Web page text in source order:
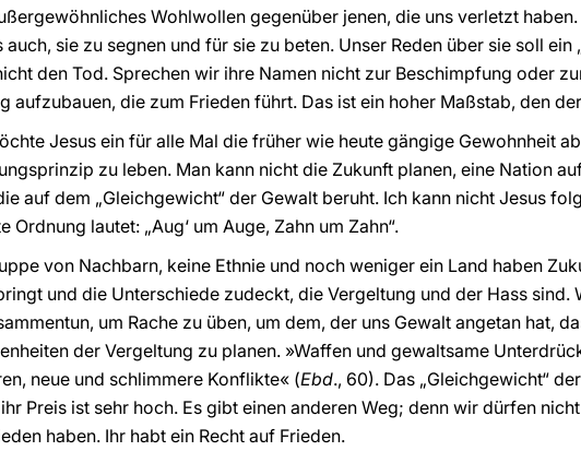
Wohlwollen gegenüber jenen, die uns verletzt
sie zu segnen und für sie zu beten. Unser Reden über sie soll ein
den Tod. Sprechen wir ihre Namen nicht zur Beschimpfung oder
aufzubauen, die zum Frieden führt. Das ist ein hoher Maßstab, den
Jesus ein für alle Mal die früher wie heute gängige Gewohnheit
zu leben. Man kann nicht die Zukunft planen, eine Nation
auf dem „Gleichgewicht“ der Gewalt beruht. Ich kann nicht Jesus
lautet: „Aug‘ um Auge, Zahn um Zahn“.
von Nachbarn, keine Ethnie und noch weniger ein Land haben
und die Unterschiede zudeckt, die Vergeltung und der Hass sind.
um Rache zu üben, um dem, der uns Gewalt angetan hat,
der Vergeltung zu planen. »Waffen und gewaltsame
neue und schlimmere Konflikte« (Ebd., 60). Das „Gleichgewicht“
Preis ist sehr hoch. Es gibt einen anderen Weg; denn wir dürfen
haben. Ihr habt ein Recht auf Frieden.